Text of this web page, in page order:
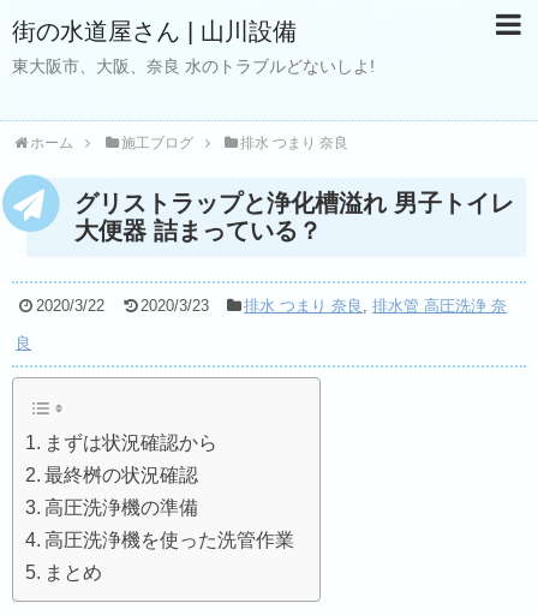
街の水道屋さん | 山川設備
東大阪市、大阪、奈良 水のトラブルどないしよ!
ホーム 施工ブログ 排水 つまり 奈良
グリストラップと浄化槽溢れ 男子トイレ
大便器 詰まっている？
2020/3/22 2020/3/23 排水 つまり 奈良 ,排水管 高圧洗浄 奈
良
まずは状況確認から
最終桝の状況確認
高圧洗浄機の準備
高圧洗浄機を使った洗管作業
まとめ